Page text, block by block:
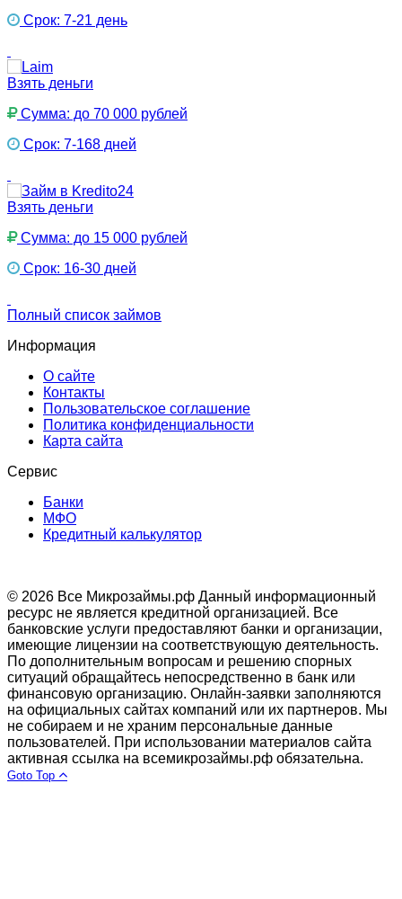
Срок: 7-21 день
Взять деньги
Сумма: до 70 000 рублей
Срок: 7-168 дней
Взять деньги
Сумма: до 15 000 рублей
Срок: 16-30 дней
Полный список займов
Информация
О сайте
Контакты
Пользовательское соглашение
Политика конфиденциальности
Карта сайта
Сервис
Банки
МФО
Кредитный калькулятор
© 2026 Все Микрозаймы.рф Данный информационный
ресурс не является кредитной организацией. Все
банковские услуги предоставляют банки и организации,
имеющие лицензии на соответствующую деятельность.
По дополнительным вопросам и решению спорных
ситуаций обращайтесь непосредственно в банк или
финансовую организацию. Онлайн-заявки заполняются
на официальных сайтах компаний или их партнеров. Мы
не собираем и не храним персональные данные
пользователей. При использовании материалов сайта
активная ссылка на всемикрозаймы.рф обязательна.
Goto Top